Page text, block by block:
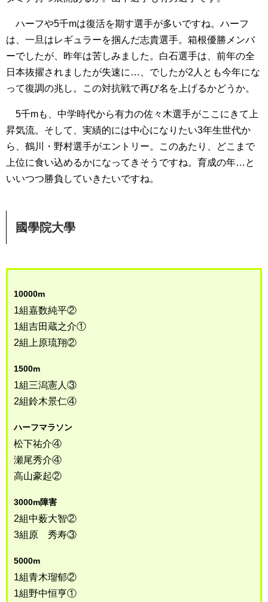
ハーフや5千mは復活を期す選手が多いですね。ハーフ
は、一旦はレギュラーを掴んだ志貴選手。箱根優勝メンバ
ーでしたが、昨年は苦しみました。白石選手は、前年の全
日本抜擢されましたが失速に…、でしたが2人とも今年にな
って復調の兆し。この対抗戦で再び名を上げるかどうか。
5千mも、中学時代から有力の佐々木選手がここにきて上
昇気流。そして、実績的には中心になりたい3年生世代か
ら、鶴川・野村選手がエントリー。このあたり、どこまで
上位に食い込めるかになってきそうですね。育成の年…と
いいつつ勝負していきたいですね。
國學院大學
10000m
1組嘉数純平②
1組吉田蔵之介①
2組上原琉翔②
1500m
1組三潟憲人③
2組鈴木景仁④
ハーフマラソン
松下祐介④
瀬尾秀介④
高山豪起②
3000m障害
2組中薮大智②
3組原 秀寿③
5000m
1組青木瑠郁②
1組野中恒亨①